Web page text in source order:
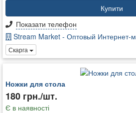
Купити
Показати телефон
Stream Market - Оптовый Интернет-
Скарга
Ножки для стола
180 грн./шт.
Є в наявності